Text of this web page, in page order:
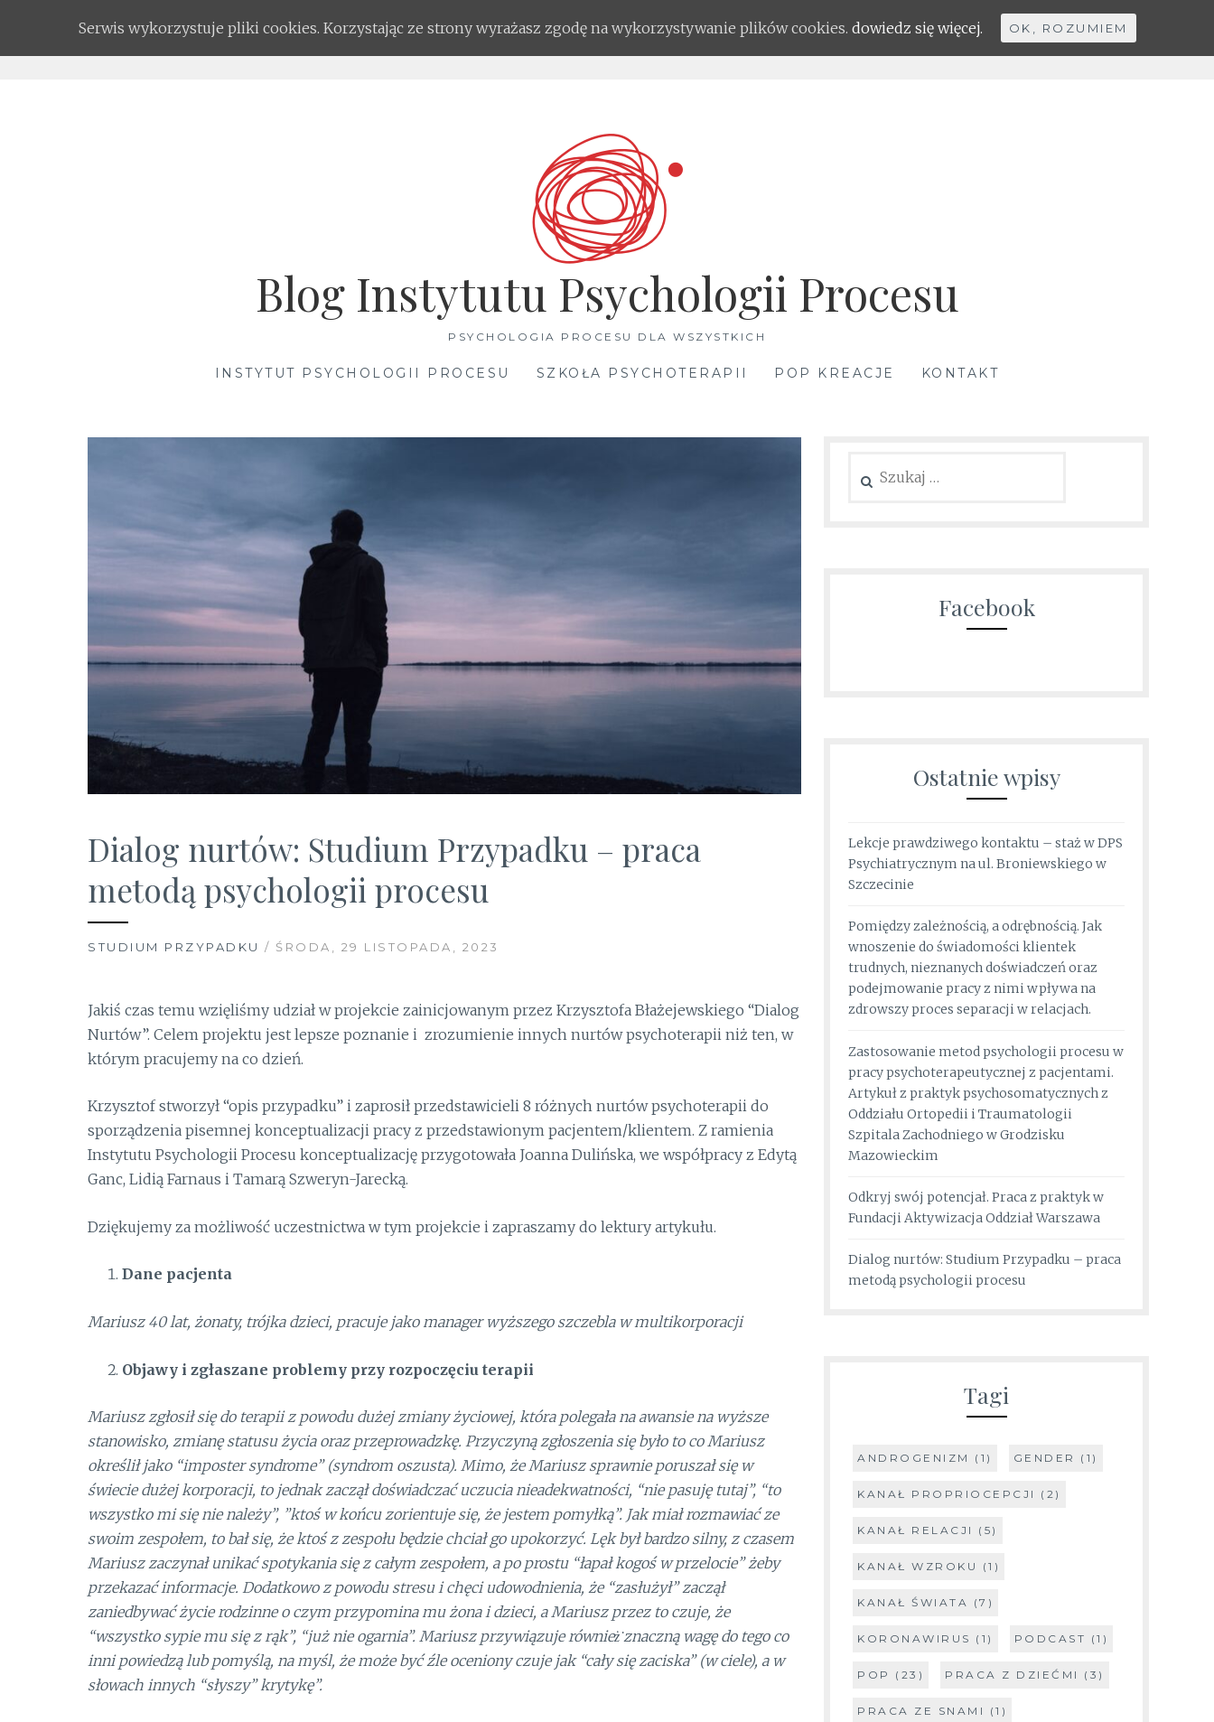
Blog Instytutu Psychologii Procesu
PSYCHOLOGIA PROCESU DLA WSZYSTKICH
INSTYTUT PSYCHOLOGII PROCESU SZKOŁA PSYCHOTERAPII POP KREACJE KONTAKT
Dialog nurtów: Studium Przypadku – praca
metodą psychologii procesu
STUDIUM PRZYPADKU / ŚRODA, 29 LISTOPADA, 2023
Jakiś czas temu wzięliśmy udział w projekcie zainicjowanym przez Krzysztofa Błażejewskiego “Dialog
Nurtów”. Celem projektu jest lepsze poznanie i zrozumienie innych nurtów psychoterapii niż ten, w
którym pracujemy na co dzień.
Krzysztof stworzył “opis przypadku” i zaprosił przedstawicieli 8 różnych nurtów psychoterapii do
sporządzenia pisemnej konceptualizacji pracy z przedstawionym pacjentem/klientem. Z ramienia
Instytutu Psychologii Procesu konceptualizację przygotowała Joanna Dulińska, we współpracy z Edytą
Ganc, Lidią Farnaus i Tamarą Szweryn-Jarecką.
Dziękujemy za możliwość uczestnictwa w tym projekcie i zapraszamy do lektury artykułu.
Dane pacjenta
Mariusz 40 lat, żonaty, trójka dzieci, pracuje jako manager wyższego szczebla w multikorporacji
Objawy i zgłaszane problemy przy rozpoczęciu terapii
Mariusz zgłosił się do terapii z powodu dużej zmiany życiowej, która polegała na awansie na wyższe
stanowisko, zmianę statusu życia oraz przeprowadzkę. Przyczyną zgłoszenia się było to co Mariusz
określił jako “imposter syndrome” (syndrom oszusta). Mimo, że Mariusz sprawnie poruszał się w
świecie dużej korporacji, to jednak zaczął doświadczać uczucia nieadekwatności, “nie pasuję tutaj”, “to
wszystko mi się nie należy”, ”ktoś w końcu zorientuje się, że jestem pomyłką”. Jak miał rozmawiać ze
swoim zespołem, to bał się, że ktoś z zespołu będzie chciał go upokorzyć. Lęk był bardzo silny, z czasem
Mariusz zaczynał unikać spotykania się z całym zespołem, a po prostu “łapał kogoś w przelocie” żeby
przekazać informacje. Dodatkowo z powodu stresu i chęci udowodnienia, że “zasłużył” zaczął
zaniedbywać życie rodzinne o czym przypomina mu żona i dzieci, a Mariusz przez to czuje, że
“wszystko sypie mu się z rąk”, “już nie ogarnia”. Mariusz przywiązuje również̇ znaczną wagę do tego co
inni powiedzą lub pomyślą, na myśl, że może być źle oceniony czuje jak “cały się zaciska” (w ciele), a w
słowach innych “słyszy” krytykę”.
Facebook
Ostatnie wpisy
Lekcje prawdziwego kontaktu – staż w DPS
Psychiatrycznym na ul. Broniewskiego w
Szczecinie
Pomiędzy zależnością, a odrębnością. Jak
wnoszenie do świadomości klientek
trudnych, nieznanych doświadczeń oraz
podejmowanie pracy z nimi wpływa na
zdrowszy proces separacji w relacjach.
Zastosowanie metod psychologii procesu w
pracy psychoterapeutycznej z pacjentami.
Artykuł z praktyk psychosomatycznych z
Oddziału Ortopedii i Traumatologii
Szpitala Zachodniego w Grodzisku
Mazowieckim
Odkryj swój potencjał. Praca z praktyk w
Fundacji Aktywizacja Oddział Warszawa
Dialog nurtów: Studium Przypadku – praca
metodą psychologii procesu
Tagi
ANDROGENIZM (1) GENDER (1)
KANAŁ PROPRIOCEPCJI (2)
KANAŁ RELACJI (5)
KANAŁ WZROKU (1)
KANAŁ ŚWIATA (7)
KORONAWIRUS (1) PODCAST (1)
POP (23) PRACA Z DZIEĆMI (3)
PRACA ZE SNAMI (1)
Serwis wykorzystuje pliki cookies. Korzystając ze strony wyrażasz zgodę na wykorzystywanie plików cookies. dowiedz się więcej. OK, ROZUMIEM